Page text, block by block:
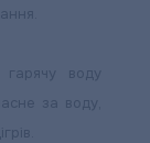
воду
за воду,